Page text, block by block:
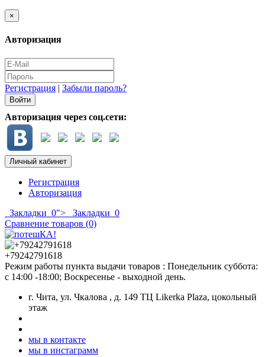
×
Авторизация
Регистрация | Забыли пароль?
Авторизация через соц.сети:
Личный кабинет
Регистрация
Авторизация
Закладки 0"> Закладки 0
Сравнение товаров (0)
+79242791618
Режим работы пункта выдачи товаров : Понедельник суббота:
с 14:00 -18:00; Воскресенье - выходной день.
г. Чита, ул. Чкалова , д. 149 ТЦ Likerka Plaza, цокольный
этаж
мы в контакте
мы в инстаграмм